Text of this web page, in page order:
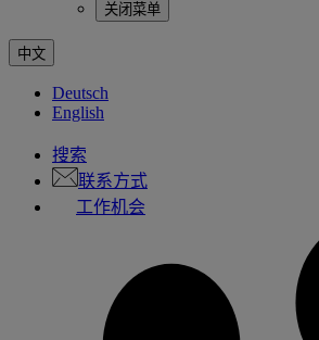
关闭菜单
中文
Deutsch
English
搜索
联系方式
工作机会